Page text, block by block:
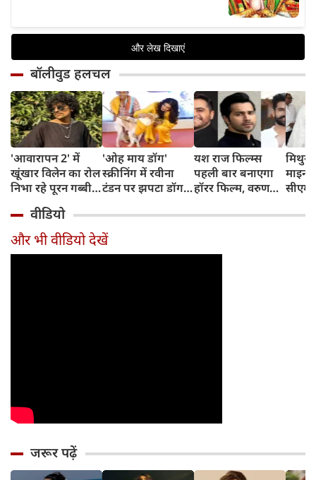
बॉलीवुड हलचल
'आवारापन 2' में
खूंखार विलेन का रोल
निभा रहे पूरन गब्बी
संग है खास रिश्ता
'ओह माय डॉग'
स्क्रीनिंग में रवीना
टंडन पर झपटा डॉग,
ने ऐसे दिखाई
दरियादिली
यश राज फिल्म्स
पहली बार बनाएगा
हॉरर फिल्म, वरुण
रोल
मिथुन
सीएम
पहुंचे
वीडियो
और भी वीडियो देखें
जरूर पढ़ें